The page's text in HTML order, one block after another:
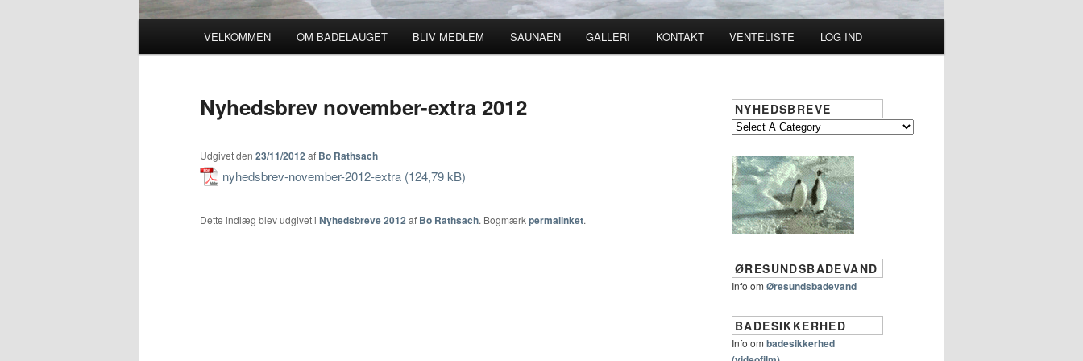
Primær menu
Fortsæt til primært indhold
Fortsæt til sekundært indhold
VELKOMMEN OM BADELAUGET BLIV MEDLEM SAUNAEN GALLERI KONTAKT VENTELISTE LOG IND
Nyhedsbrev november-extra 2012
Udgivet den 23/11/2012 af Bo Rathsach
nyhedsbrev-november-2012-extra
Dette indlæg blev udgivet i Nyhedsbreve 2012 af Bo Rathsach. Bogmærkpermalinket.
NYHEDSBREVE
ØRESUNDSBADEVAND
Info om Øresundsbadevand
BADESIKKERHED
Info om badesikkerhed